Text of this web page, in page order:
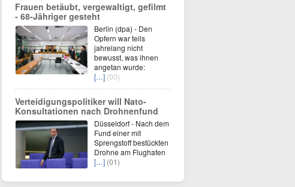
Frauen betäubt, vergewaltigt, gefilmt
- 68-Jähriger gesteht
Berlin (dpa) - Den
Opfern war teils
jahrelang nicht
bewusst, was ihnen
angetan wurde:
[…] (00)
Verteidigungspolitiker will Nato-
Konsultationen nach Drohnenfund
Düsseldorf - Nach dem
Fund einer mit
Sprengstoff bestückten
Drohne am Flughafen
[…] (01)